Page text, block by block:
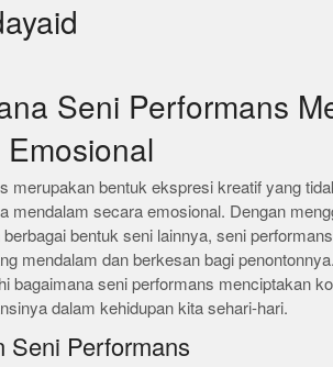
Seni Performans
Emosional
merupakan bentuk ekspresi kreatif yang
mendalam secara emosional. Dengan
bentuk seni lainnya, seni
mendalam dan berkesan bagi
bagaimana seni performans menciptakan
dalam kehidupan kita sehari-hari.
Seni Performans